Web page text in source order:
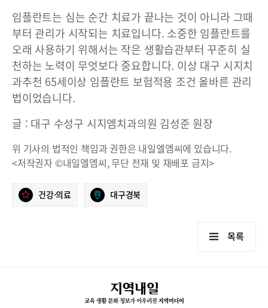
임플란트는 심는 순간 치료가 끝나는 것이 아니라 그때
부터 관리가 시작되는 치료입니다. 소중한 임플란트를
오래 사용하기 위해서는 작은 생활습관부터 꾸준히 실
천하는 노력이 무엇보다 중요합니다. 이상 대구 시지치
과추천 65세이상 임플란트 보험적용 조건 올바른 관리
법이었습니다.
글 : 대구 수성구 시지엠치과의원 김성준 원장
위 기사의 법적인 책임과 권한은 내일엘엠씨에 있습니다.
<저작권자 ©내일엘엠씨, 무단 전재 및 재배포 금지>
건강·의료 대구경북
목록